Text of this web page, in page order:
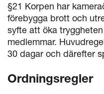
§21 Korpen har
förebygga brott och
syfte att öka
medlemmar.
30 dagar och därefter
Ordningsregler